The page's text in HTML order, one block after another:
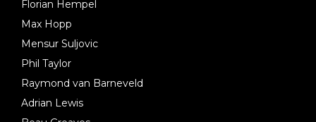
Florian Hempel
Max Hopp
Mensur Suljovic
Phil Taylor
Raymond van Barneveld
Adrian Lewis